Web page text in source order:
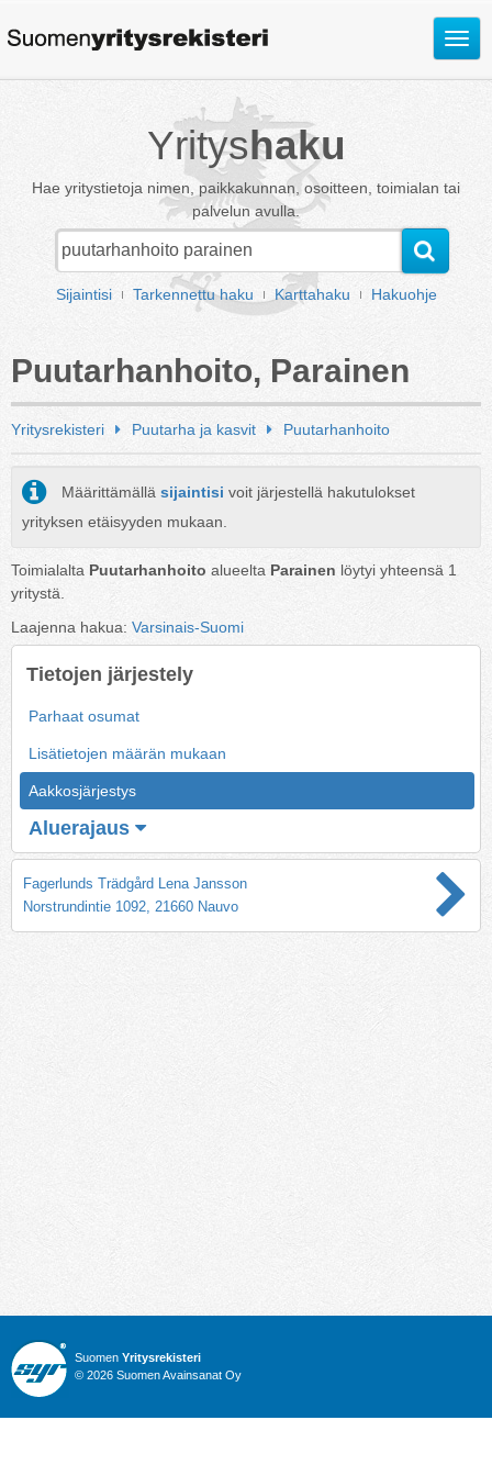
Avaa
Yrityshaku
Hae yritystietoja nimen, paikkakunnan, osoitteen, toimialan tai
palvelun avulla.
Sijaintisi Tarkennettu haku Karttahaku Hakuohje
Puutarhanhoito, Parainen
Yritysrekisteri Puutarha ja kasvit Puutarhanhoito
Määrittämällä sijaintisi voit järjestellä hakutulokset
yrityksen etäisyyden mukaan.
Toimialalta Puutarhanhoito alueelta Parainen löytyi yhteensä 1
yritystä.
Laajenna hakua: Varsinais-Suomi
Tietojen järjestely
Parhaat osumat
Lisätietojen määrän mukaan
Aakkosjärjestys
Aluerajaus
Fagerlunds Trädgård Lena Jansson
Norstrundintie 1092, 21660 Nauvo
Suomen Yritysrekisteri
© 2026 Suomen Avainsanat Oy